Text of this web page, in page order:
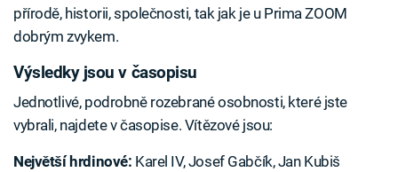
přírodě, historii, společnosti, tak jak je u Prima ZOOM
dobrým zvykem.
Výsledky jsou v časopisu
Jednotlivé, podrobně rozebrané osobnosti, které jste
vybrali, najdete v časopise. Vítězové jsou:
Největší hrdinové: Karel IV, Josef Gabčík, Jan Kubiš